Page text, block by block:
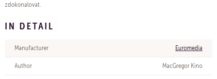
zdokonalovat.
IN DETAIL
Manufacturer Euromedia
Author MacGregor Kino